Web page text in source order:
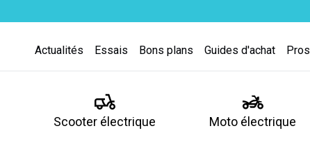
Actualités Essais Bons plans Guides d'achat Pros
Scooter électrique Moto électrique